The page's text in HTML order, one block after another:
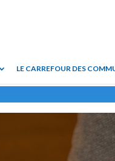
LE CARREFOUR DES